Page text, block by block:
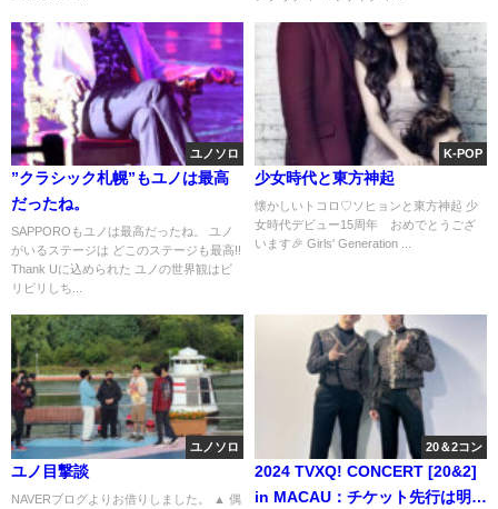
ユノソロ
”クラシック札幌”もユノは最高
だったね。
SAPPOROもユノは最高だったね。 ユノ
がいるステージは どこのステージも最高!!
Thank Uに込められた ユノの世界観はビ
リビリしち...
K-POP
少女時代と東方神起
懐かしいトコロ♡ソヒョンと東方神起 少
女時代デビュー15周年 おめでとうござ
います🎉 Girls' Generation ...
ユノソロ
ユノ目撃談
NAVERブログよりお借りしました。 ▲ 偶
20＆2コン
2024 TVXQ! CONCERT [20&2]
in MACAU：チケット先行は明日